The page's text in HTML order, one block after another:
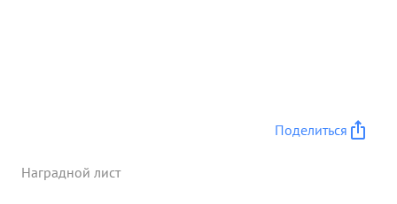
Поделиться
Наградной лист